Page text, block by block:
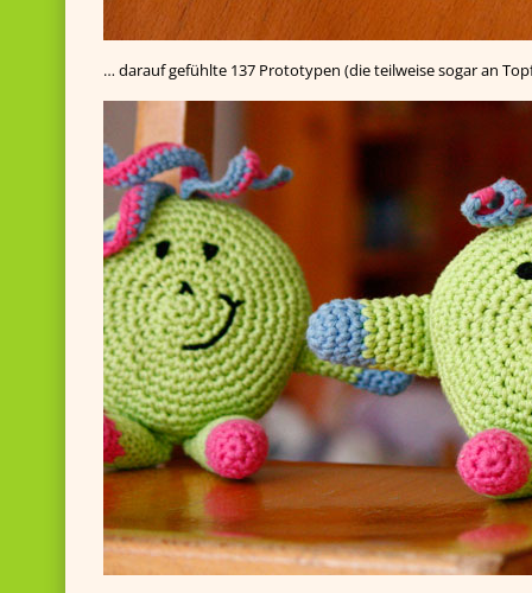
… darauf gefühlte 137 Prototypen (die teilweise sogar an